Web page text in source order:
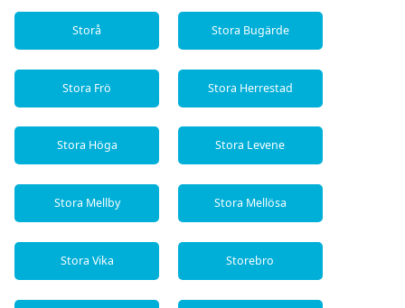
Storå Stora Bugärde
Stora Frö Stora Herrestad
Stora Höga Stora Levene
Stora Mellby Stora Mellösa
Stora Vika Storebro